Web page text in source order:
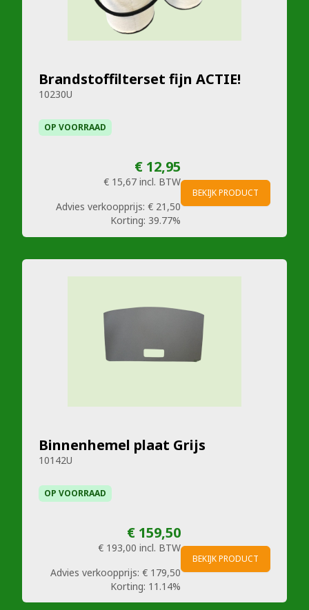
Brandstoffilterset fijn ACTIE!
10230U
OP VOORRAAD
€ 12,95
€ 15,67 incl. BTW
Advies verkoopprijs: € 21,50
Korting: 39.77%
BEKIJK PRODUCT
Binnenhemel plaat Grijs
10142U
OP VOORRAAD
€ 159,50
€ 193,00 incl. BTW
Advies verkoopprijs: € 179,50
Korting: 11.14%
BEKIJK PRODUCT